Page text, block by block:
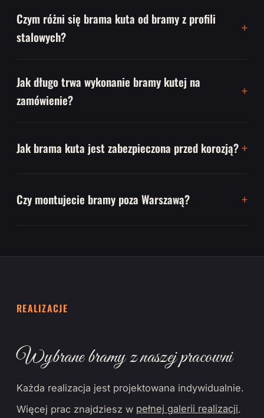
Czym różni się brama kuta od bramy z profili
stalowych?
Jak długo trwa wykonanie bramy kutej na
zamówienie?
Jak brama kuta jest zabezpieczona przed korozją?
Czy montujecie bramy poza Warszawą?
REALIZACJE
Wybrane bramy z naszej pracowni
Każda realizacja jest projektowana indywidualnie.
Więcej prac znajdziesz w pełnej galerii realizacji.